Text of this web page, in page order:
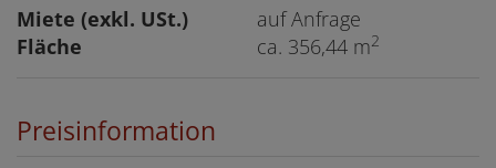
Miete (exkl. USt.)
auf Anfrage
Fläche
ca. 356,44 m2
Preisinformation